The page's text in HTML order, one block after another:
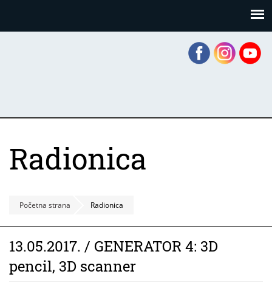
Radionica
Početna strana Radionica
13.05.2017. / GENERATOR 4: 3D
pencil, 3D scanner